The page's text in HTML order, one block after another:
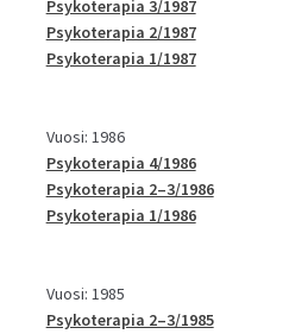
Psykoterapia 3/1987
Psykoterapia 2/1987
Psykoterapia 1/1987
Vuosi: 1986
Psykoterapia 4/1986
Psykoterapia 2–3/1986
Psykoterapia 1/1986
Vuosi: 1985
Psykoterapia 2–3/1985